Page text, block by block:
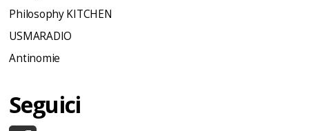
Philosophy KITCHEN
USMARADIO
Antinomie
Seguici